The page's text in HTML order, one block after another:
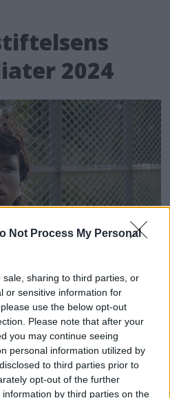
Not Process My Personal
sharing to third parties, or
or sensitive information for
use the below opt-out
Please note that after your
you may continue seeing
personal information utilized by
to third parties prior to
opt-out of the further
by third parties on the
2024